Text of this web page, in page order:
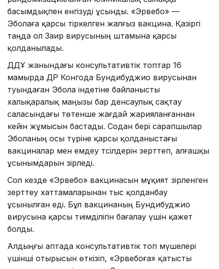
басымдықпен енгізуді ұсынды. «Эрвебо» —
Эболаға қарсы тіркелген жалғыз вакцина. Қазіргі
таңда ол Заир вирусының штамына қарсы
қолданылады.
ДДҰ жанындағы консультативтік топтар 16
мамырда ДР Конгода Бундибуджио вирусынан
туындаған Эбола індетіне байланысты
халықаралық маңызы бар денсаулық сақтау
саласындағы төтенше жағдай жарияланғаннан
кейін жұмысын бастады. Содан бері сарапшылар
Эболаның осы түріне қарсы қолданыстағы
вакциналар мен емдеу тәсілдерін зерттеп, алғашқы
ұсынымдарын әзірледі.
Сол кезде «Эрвебо» вакцинасын мұқият әзірленген
зерттеу хаттамаларынан тыс қолданбау
ұсынылған еді. Бұл вакцинаның Бундибуджио
вирусына қарсы тиімділігін бағалау үшін қажет
болды.
Алдыңғы аптада консультативтік топ мүшелері
үшінші отырысын өткізіп, «Эрвебоға» қатысты